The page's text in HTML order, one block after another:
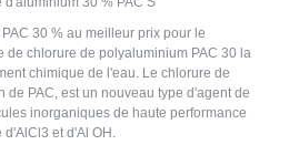
30 % au meilleur prix pour le
de chlorure de polyaluminium PAC 30 la
chimique de l'eau. Le chlorure de
de PAC, est un nouveau type d'agent de
inorganiques de haute performance
et d'Al OH.